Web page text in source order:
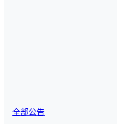
全部公告